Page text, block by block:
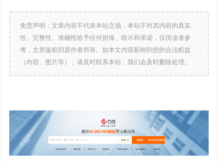
免责声明：文章内容不代表本站立场，本站不对其内容的真实
性、完整性、准确性给予任何担保、暗示和承诺，仅供读者参
考，文章版权归原作者所有。如本文内容影响到您的合法权益
（内容、图片等），请及时联系本站，我们会及时删除处理。